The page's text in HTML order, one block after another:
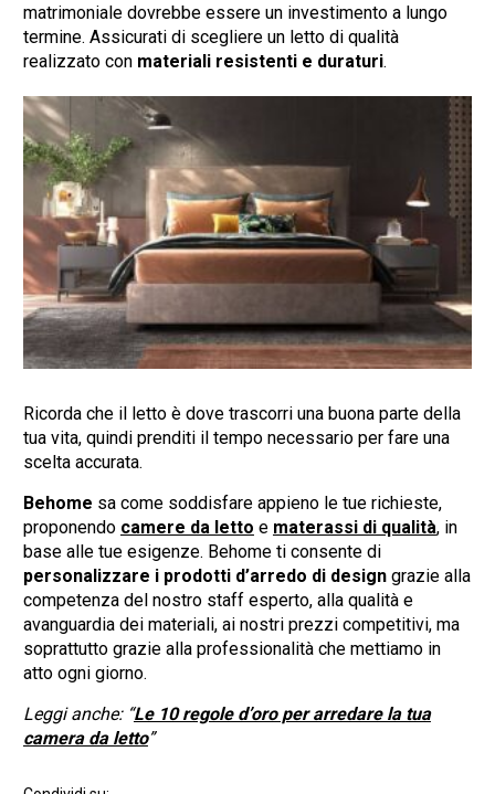
matrimoniale dovrebbe essere un investimento a lungo
termine. Assicurati di scegliere un letto di qualità
realizzato con materiali resistenti e duraturi.
Ricorda che il letto è dove trascorri una buona parte della
tua vita, quindi prenditi il tempo necessario per fare una
scelta accurata.
Behome sa come soddisfare appieno le tue richieste,
proponendo camere da letto e materassi di qualità, in
base alle tue esigenze. Behome ti consente di
personalizzare i prodotti d’arredo di designgrazie alla
competenza del nostro staff esperto, alla qualità e
avanguardia dei materiali, ai nostri prezzi competitivi, ma
soprattutto grazie alla professionalità che mettiamo in
atto ogni giorno.
Leggi anche: “Le 10 regole d’oro per arredare la tua
camera da letto”